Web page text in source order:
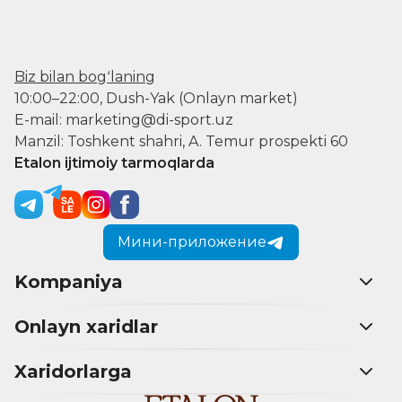
Biz bilan bogʻlaning
10:00–22:00, Dush-Yak (Onlayn market)
E-mail: marketing@di-sport.uz
Manzil: Toshkent shahri, A. Temur prospekti 60
Etalon ijtimoiy tarmoqlarda
Мини-приложение
Kompaniya
Onlayn xaridlar
Xaridorlarga